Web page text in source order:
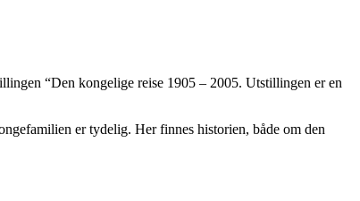
“Den kongelige reise 1905 – 2005. Utstillingen er en
er tydelig. Her finnes historien, både om den